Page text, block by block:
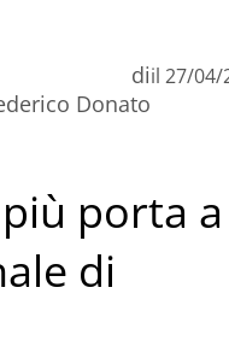
di
Donato
il 27/04/
porta a
di